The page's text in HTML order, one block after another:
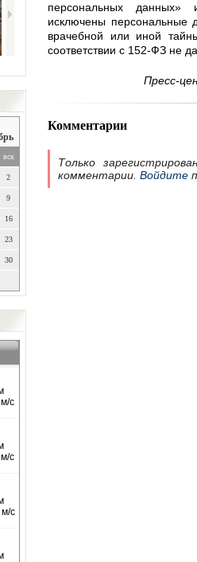
вск
2
9
16
23
30
персональных данных»
исключены персональные
врачебной или иной
соответствии с 152-ФЗ не
Пресс-
Комментарии
Только
комментарии. Войдите